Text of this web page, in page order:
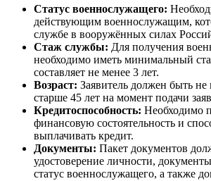
Статус военнослужащего:
действующим военнослужащим,
службе в вооружённых силах
Стаж службы: Для получения
необходимо иметь минимальный
составляет не менее 3 лет.
Возраст: Заявитель должен быть
старше 45 лет на момент подачи
Кредитоспособность: Необходимо
финансовую состоятельность и
выплачивать кредит.
Документы: Пакет документов
удостоверение личности,
статус военнослужащего, а также